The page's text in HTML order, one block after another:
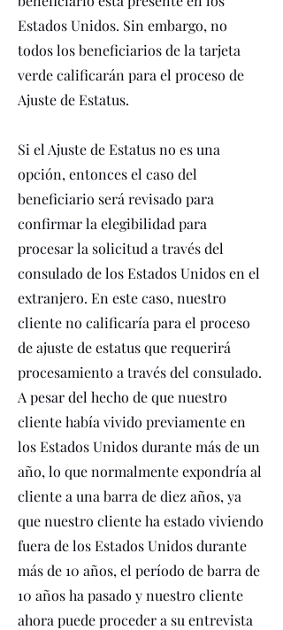
Estados Unidos. Sin embargo, no
todos los beneficiarios de la tarjeta
verde calificarán para el proceso de
Ajuste de Estatus.
Si el Ajuste de Estatus no es una
opción, entonces el caso del
beneficiario será revisado para
confirmar la elegibilidad para
procesar la solicitud a través del
consulado de los Estados Unidos en el
extranjero. En este caso, nuestro
cliente no calificaría para el proceso
de ajuste de estatus que requerirá
procesamiento a través del consulado.
A pesar del hecho de que nuestro
cliente había vivido previamente en
los Estados Unidos durante más de un
año, lo que normalmente expondría al
cliente a una barra de diez años, ya
que nuestro cliente ha estado viviendo
fuera de los Estados Unidos durante
más de 10 años, el período de barra de
10 años ha pasado y nuestro cliente
ahora puede proceder a su entrevista